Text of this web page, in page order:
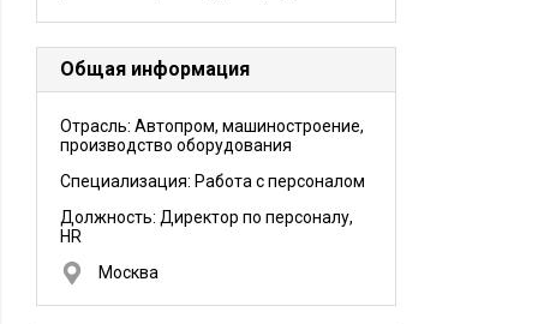
Общая информация
Отрасль: Автопром, машиностроение,
производство оборудования
Специализация: Работа с персоналом
Должность: Директор по персоналу,
HR
Москва